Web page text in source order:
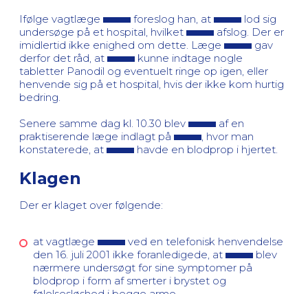
Ifølge vagtlæge
foreslog han, at
lod sig
undersøge på et hospital, hvilket
afslog. Der er
imidlertid ikke enighed om dette. Læge
gav
derfor det råd, at
kunne indtage nogle
tabletter Panodil og eventuelt ringe op igen, eller
henvende sig på et hospital, hvis der ikke kom hurtig
bedring.
Senere samme dag kl. 10.30 blev
af en
praktiserende læge indlagt på
, hvor man
konstaterede, at
havde en blodprop i hjertet.
Klagen
Der er klaget over følgende:
at vagtlæge
ved en telefonisk henvendelse
den 16. juli 2001 ikke foranledigede, at
blev
nærmere undersøgt for sine symptomer på
blodprop i form af smerter i brystet og